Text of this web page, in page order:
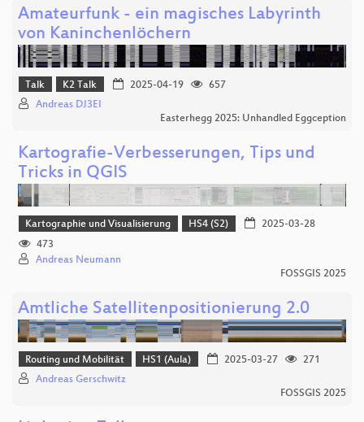
Amateurfunk - ein magisches Labyrinth
von Kaninchenlöchern
Talk K2 Talk 2025-04-19
657
Andreas DJ3EI
Easterhegg 2025: Unhandled Eggception
Kartografie-Verbesserungen, Tips und
Tricks in QGIS
Kartographie und Visualisierung HS4 (S2)
2025-03-28
473
Andreas Neumann
FOSSGIS 2025
Amtliche Satellitenpositionierung 2.0
Routing und Mobilität HS1 (Aula) 2025-03-27
271
Andreas Gerschwitz
FOSSGIS 2025